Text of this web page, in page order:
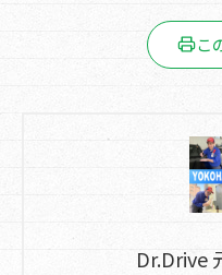
こ
Dr.Drive